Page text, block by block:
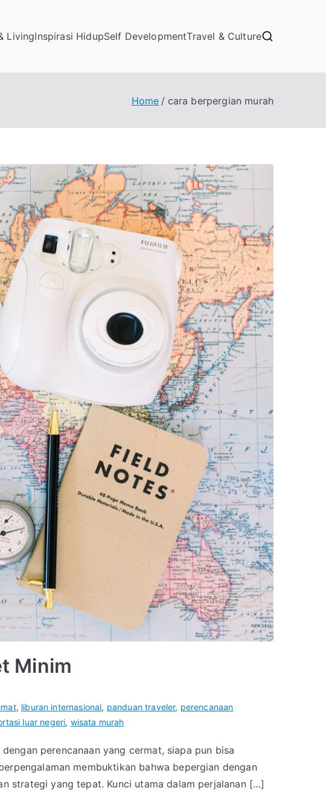
LivingInspirasi HidupSelf DevelopmentTravel & Culture
Home cara berpergian murah
Minim
, liburan internasional, panduan traveler, perencanaan
luar negeri, wisata murah
perencanaan yang cermat, siapa pun bisa
membuktikan bahwa bepergian dengan
strategi yang tepat. Kunci utama dalam perjalanan […]